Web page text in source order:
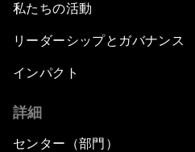
私たちの活動
リーダーシップとガバナンス
インパクト
詳細
センター（部門）